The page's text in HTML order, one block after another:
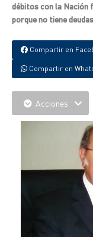
débitos con la Nación
porque no tiene
Compartir en
Compartir en
Acciones